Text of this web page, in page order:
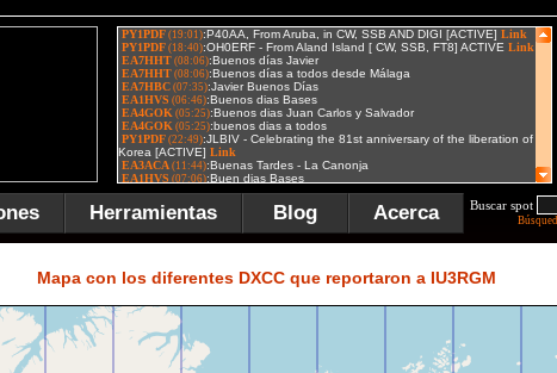
Herramientas Blog Acerca Buscar spot
Mapa con los diferentes DXCC que reportaron a IU3RGM
FR GR HR IR JR KR LR MR